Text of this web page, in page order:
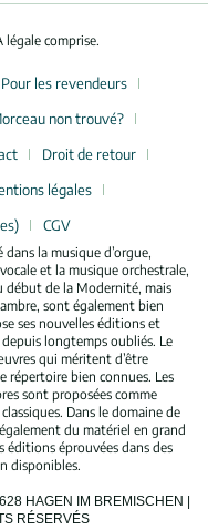
légale comprise.
Pour les revendeurs
non trouvé?
Droit de retour
légales
CGV
la musique d’orgue,
et la musique orchestrale,
début de la Modernité, mais
sont également bien
ses nouvelles éditions et
longtemps oubliés. Le
qui méritent d’être
répertoire bien connues. Les
sont proposées comme
Dans le domaine de
du matériel en grand
éditions éprouvées dans des
disponibles.
HAGEN IM BREMISCHEN |
RÉSERVÉS